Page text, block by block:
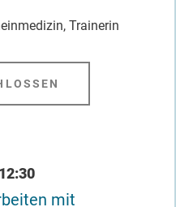
Trainerin
mit